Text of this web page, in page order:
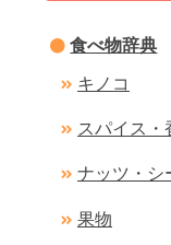
食べ物辞典
キノコ
スパイス・
ナッツ・シ
果物